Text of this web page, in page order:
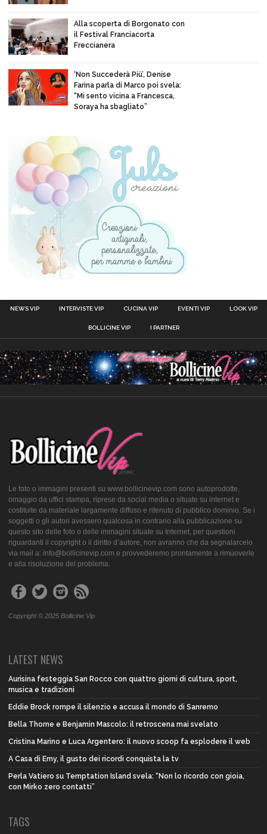
Alla scoperta di Borgonato con
il Festival Franciacorta
Freccianera
‘Non Succederà Più’, Denise
Farina parla di Marco poi svela:
“Mi sento vicina a Francesca,
Soraya ha sbagliato”
NEWS VIP INTERVISTE VIP CUCINA VIP EVENTI VIP LOOK VIP
BOLLICINE VIP I PARTNER
Le foto o immagini presenti su www.bollicinevip.com sono autoprodotte,
omaggio da uffici stampa, riprese da social media o situate su internet e
costituite da materiale largamente diffuso e ritenuto di pubblico dominio. Se i
soggetti o gli autori avessero qualcosa in contrario alla pubblicazione su
questo sito delle foto o delle immagini situate su Internet, per questioni
riguardanti il copyright o il diritto d’autore, non avranno che da segnalarcelo
via mail a: info@bollicinevip.com e provvederemo prontamente a rimuoverle
e alla risoluzione del problema.
Copyright © 2025 Bollicine Vip
LATEST NEWS
Aurisina festeggia San Rocco con quattro giorni di cultura, sport,
musica e tradizioni
Eddie Brock rompe il silenzio e accusa il mondo di Sanremo
Bella Thorne e Benjamin Mascolo: il retroscena mai svelato
Cristina Marino e Luca Argentero: il nuovo scoop fa esplodere il web
A Casa di Emy, il gusto dei ricordi conquista la tv
Perla Vatiero su Temptation Island svela: “Non lo ricordo con gioia,
con Mirko zero contatti”
TAGS